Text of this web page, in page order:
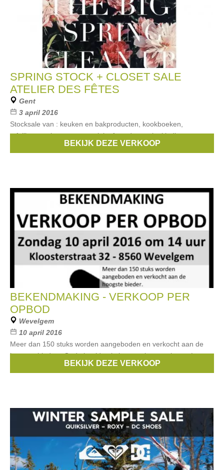
SPRING STOCK + CLOSET SALE
ATELIER DES FÊTES
Gent
3 april 2016
Stocksale van : keuken en bakproducten, kookboeken,
tafellinnen, glazen en porcelein, feestdecoratie, kleding voor
dames en mannen, schoenen, .....
BEKIJK DEZE VERKOOP
BEKENDMAKING - VERKOOP PER
OPBOD
Wevelgem
10 april 2016
Meer dan 150 stuks worden aangeboden en verkocht aan de
hoogste bieder • Oude beelden in brons – koper – hout • Loten
wierook en Oosterse decoratie • 20 tal kristallen
BEKIJK DEZE VERKOOP